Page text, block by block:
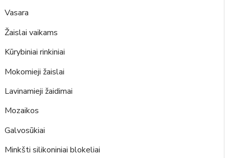
Vasara
Žaislai vaikams
Kūrybiniai rinkiniai
Mokomieji žaislai
Lavinamieji žaidimai
Mozaikos
Galvosūkiai
Minkšti silikoniniai blokeliai